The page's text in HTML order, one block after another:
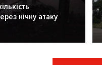
нічну атаку